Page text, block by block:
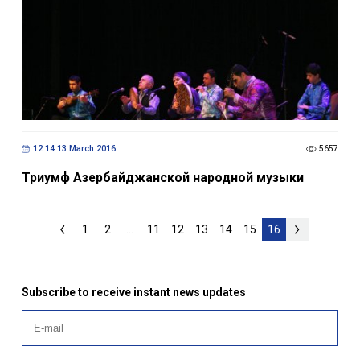
12:14 13 March 2016 5657
Триумф Азербайджанской народной музыки
1 2 ... 11 12 13 14 15 16
Subscribe to receive instant news updates